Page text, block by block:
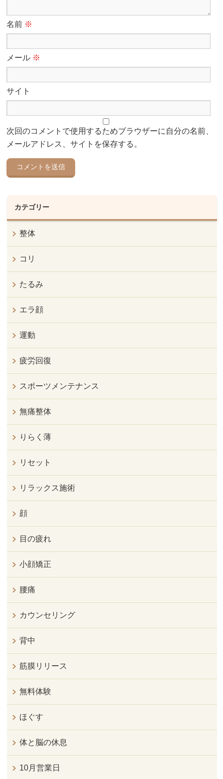
名前 ※
メール ※
サイト
次回のコメントで使用するためブラウザーに自分の名前、
メールアドレス、サイトを保存する。
カテゴリー
整体
コリ
たるみ
エラ顔
運動
疲労回復
スポーツメンテナンス
無痛整体
りらく薄
リセット
リラックス施術
顔
目の疲れ
小顔矯正
腰痛
カウンセリング
背中
筋膜リリース
無料体験
ほぐす
体と脳の休息
10月営業日